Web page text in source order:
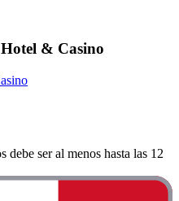
& Casino
debe ser al menos hasta las 12